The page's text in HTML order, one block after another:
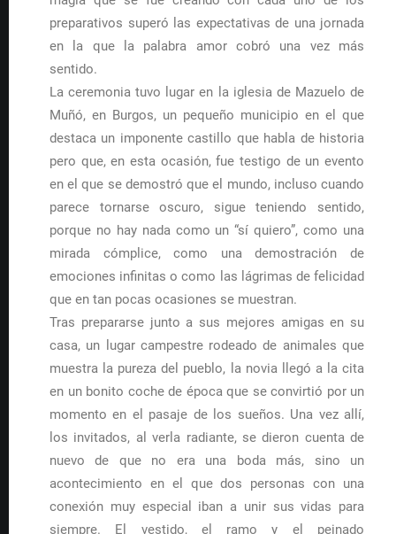
preparativos superó las expectativas de una jornada
en la que la palabra amor cobró una vez más
sentido.
La ceremonia tuvo lugar en la iglesia de Mazuelo de
Muñó, en Burgos, un pequeño municipio en el que
destaca un imponente castillo que habla de historia
pero que, en esta ocasión, fue testigo de un evento
en el que se demostró que el mundo, incluso cuando
parece tornarse oscuro, sigue teniendo sentido,
porque no hay nada como un “sí quiero”, como una
mirada cómplice, como una demostración de
emociones infinitas o como las lágrimas de felicidad
que en tan pocas ocasiones se muestran.
Tras prepararse junto a sus mejores amigas en su
casa, un lugar campestre rodeado de animales que
muestra la pureza del pueblo, la novia llegó a la cita
en un bonito coche de época que se convirtió por un
momento en el pasaje de los sueños. Una vez allí,
los invitados, al verla radiante, se dieron cuenta de
nuevo de que no era una boda más, sino un
acontecimiento en el que dos personas con una
conexión muy especial iban a unir sus vidas para
siempre. El vestido, el ramo y el peinado